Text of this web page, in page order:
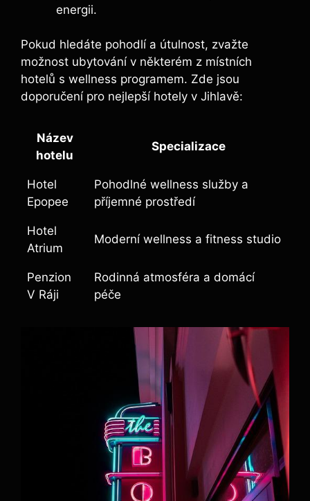
energii.
Pokud hledáte pohodlí a útulnost, zvažte
možnost ubytování v některém z místních
hotelů s wellness programem. Zde jsou
doporučení pro nejlepší hotely v Jihlavě:
Název
hotelu
Specializace
Hotel
Epopee
Pohodlné wellness služby a
příjemné prostředí
Hotel
Atrium
Moderní wellness a fitness studio
Penzion
V Ráji
Rodinná atmosféra a domácí
péče